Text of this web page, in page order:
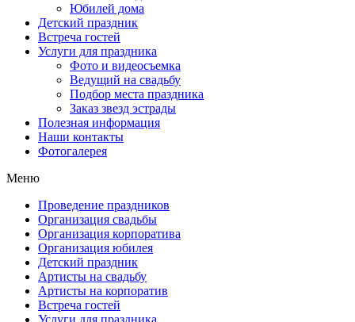
Юбилей дома
Детский праздник
Встреча гостей
Услуги для праздника
Фото и видеосъемка
Ведущий на свадьбу
Подбор места праздника
Заказ звезд эстрады
Полезная информация
Наши контакты
Фотогалерея
Меню
Проведение праздников
Организация свадьбы
Организация корпоратива
Организация юбилея
Детский праздник
Артисты на свадьбу
Артисты на корпоратив
Встреча гостей
Услуги для праздника